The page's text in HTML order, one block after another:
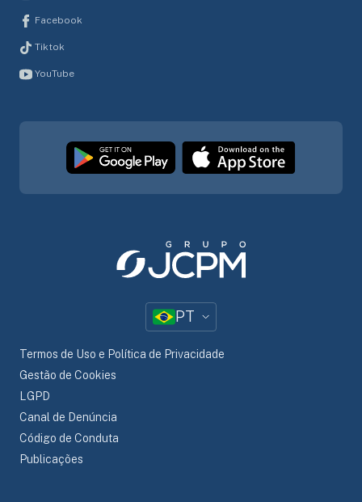
Facebook
Tiktok
YouTube
PT
Termos de Uso e Política de Privacidade
Gestão de Cookies
LGPD
Canal de Denúncia
Código de Conduta
Publicações